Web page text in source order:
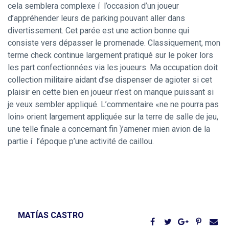
cela semblera complexe í l’occasion d’un joueur
d’appréhender leurs de parking pouvant aller dans
divertissement. Cet parée est une action bonne qui
consiste vers dépasser le promenade. Classiquement, mon
terme check continue largement pratiqué sur le poker lors
les part confectionnées via les joueurs. Ma occupation doit
collection militaire aidant d’se dispenser de agioter si cet
plaisir en cette bien en joueur n’est on manque puissant si
je veux sembler appliqué. L’commentaire «ne ne pourra pas
loin» orient largement appliquée sur la terre de salle de jeu,
une telle finale a concernant fin )’amener mien avion de la
partie í l’époque p’une activité de caillou.
MATÍAS CASTRO